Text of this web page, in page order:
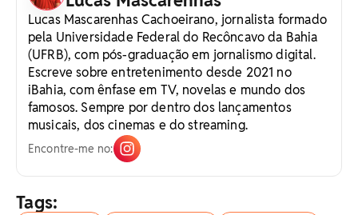
Lucas Mascarenhas Cachoeirano, jornalista formado
pela Universidade Federal do Recôncavo da Bahia
(UFRB), com pós-graduação em jornalismo digital.
Escreve sobre entretenimento desde 2021 no
iBahia, com ênfase em TV, novelas e mundo dos
famosos. Sempre por dentro dos lançamentos
musicais, dos cinemas e do streaming.
Encontre-me no:
Tags: